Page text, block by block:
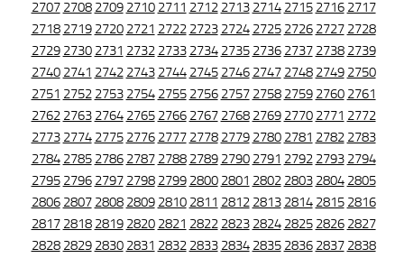
2707 2708 2709 2710 2711 2712 2713 2714 2715 2716 2717
2718 2719 2720 2721 2722 2723 2724 2725 2726 2727 2728
2729 2730 2731 2732 2733 2734 2735 2736 2737 2738 2739
2740 2741 2742 2743 2744 2745 2746 2747 2748 2749 2750
2751 2752 2753 2754 2755 2756 2757 2758 2759 2760 2761
2762 2763 2764 2765 2766 2767 2768 2769 2770 2771 2772
2773 2774 2775 2776 2777 2778 2779 2780 2781 2782 2783
2784 2785 2786 2787 2788 2789 2790 2791 2792 2793 2794
2795 2796 2797 2798 2799 2800 2801 2802 2803 2804 2805
2806 2807 2808 2809 2810 2811 2812 2813 2814 2815 2816
2817 2818 2819 2820 2821 2822 2823 2824 2825 2826 2827
2828 2829 2830 2831 2832 2833 2834 2835 2836 2837 2838